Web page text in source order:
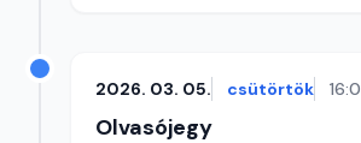
2026. 03. 05. csütörtök
Olvasójegy